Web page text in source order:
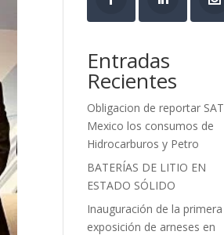
Entradas
Recientes
Obligacion de reportar SAT
Mexico los consumos de
Hidrocarburos y Petro
BATERÍAS DE LITIO EN
ESTADO SÓLIDO
Inauguración de la primera
exposición de arneses en